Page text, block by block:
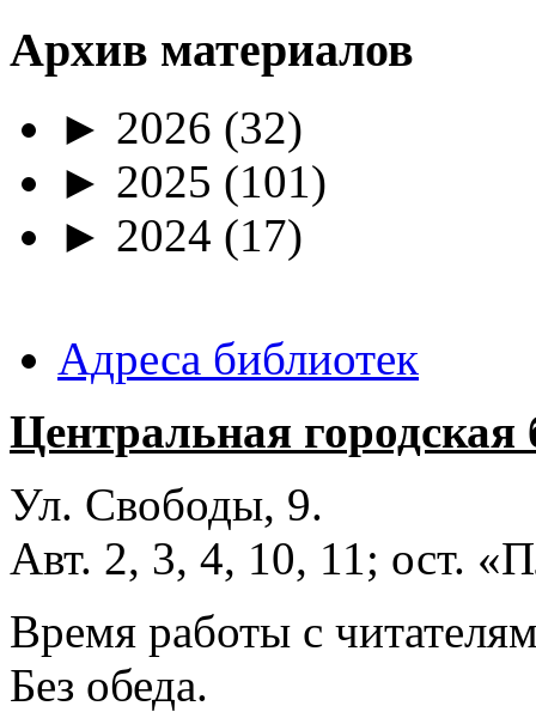
Архив материалов
► 2026 (32)
► 2025 (101)
► 2024 (17)
Адреса библиотек
Центральная
Ул. Свободы, 9.
Авт. 2, 3, 4, 10, 11; ост.
Время работы с
Без обеда.